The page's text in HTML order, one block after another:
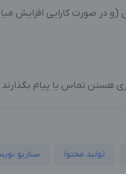
هستن تماس یا پیام بگذارند
تولید محتوا سناریو